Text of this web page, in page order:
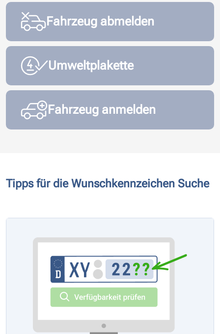
Fahrzeug abmelden
Umweltplakette
Fahrzeug anmelden
Tipps für die Wunschkennzeichen Suche